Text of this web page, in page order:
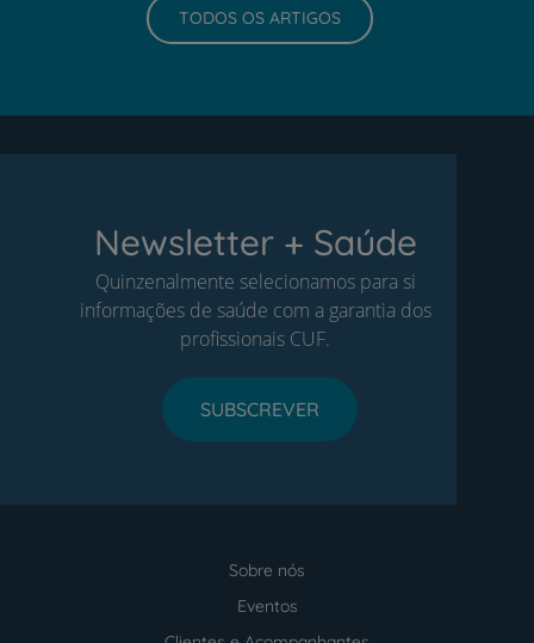
TODOS OS ARTIGOS
Newsletter + Saúde
Quinzenalmente selecionamos para si
informações de saúde com a garantia dos
profissionais CUF.
SUBSCREVER
Sobre nós
Eventos